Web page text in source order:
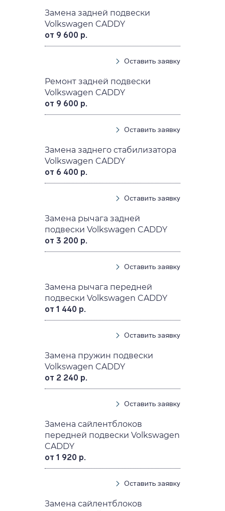
Замена задней подвески
Volkswagen CADDY
от 9 600 р.
Оставить заявку
Ремонт задней подвески
Volkswagen CADDY
от 9 600 р.
Оставить заявку
Замена заднего стабилизатора
Volkswagen CADDY
от 6 400 р.
Оставить заявку
Замена рычага задней
подвески Volkswagen CADDY
от 3 200 р.
Оставить заявку
Замена рычага передней
подвески Volkswagen CADDY
от 1 440 р.
Оставить заявку
Замена пружин подвески
Volkswagen CADDY
от 2 240 р.
Оставить заявку
Замена сайлентблоков
передней подвески Volkswagen
CADDY
от 1 920 р.
Оставить заявку
Замена сайлентблоков